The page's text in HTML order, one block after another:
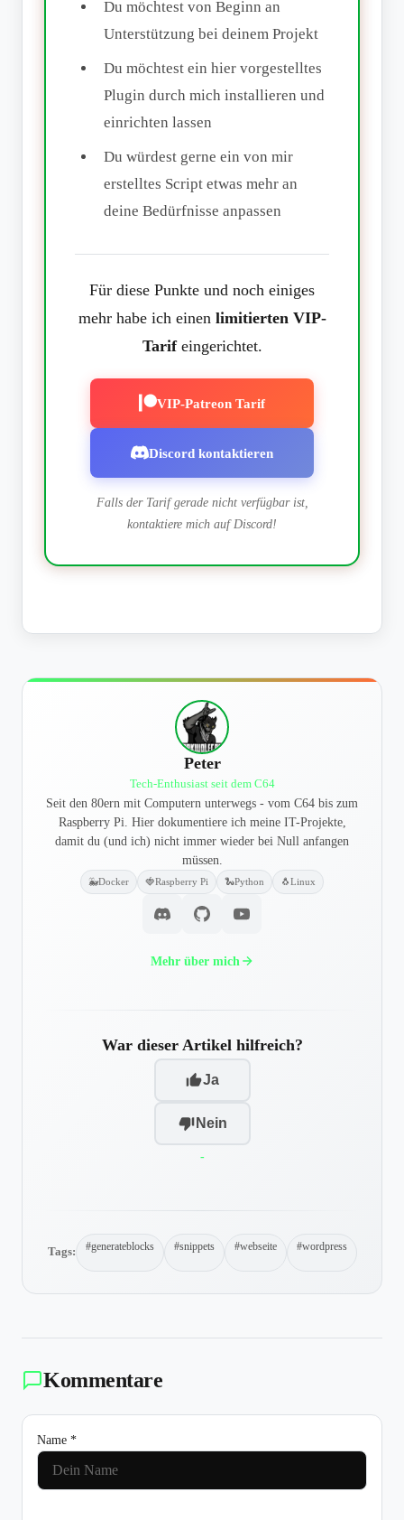
Du möchtest von Beginn an
Unterstützung bei deinem Projekt
Du möchtest ein hier vorgestelltes
Plugin durch mich installieren und
einrichten lassen
Du würdest gerne ein von mir
erstelltes Script etwas mehr an
deine Bedürfnisse anpassen
Für diese Punkte und noch einiges
mehr habe ich einen limitierten VIP-
Tarifeingerichtet.
VIP-Patreon Tarif
Discord kontaktieren
Falls der Tarif gerade nicht verfügbar ist,
kontaktiere mich auf Discord!
Peter
Tech-Enthusiast seit dem C64
Seit den 80ern mit Computern unterwegs - vom C64 bis zum
Raspberry Pi. Hier dokumentiere ich meine IT-Projekte,
damit du (und ich) nicht immer wieder bei Null anfangen
müssen.
🐳Docker 🍓Raspberry Pi 🐍Python 🐧Linux
Mehr über mich
War dieser Artikel hilfreich?
Ja
Nein
-
Tags: #generateblocks #snippets #webseite #wordpress
Kommentare
Name *